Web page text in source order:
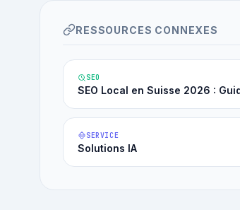
RESSOURCES CONNEXES
SEO
SEO Local en Suisse 2026 :
SERVICE
Solutions IA